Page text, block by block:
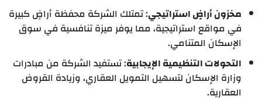
مخزون أراضٍ استراتيجي: تمتلك الشركة محفظة أراضٍ كبيرة
في مواقع استراتيجية، مما يوفر ميزة تنافسية في سوق
الإسكان المتنامي.
التحولات التنظيمية الإيجابية: تستفيد الشركة من مبادرات
وزارة الإسكان لتسهيل التمويل العقاري، وزيادة القروض
العقارية.